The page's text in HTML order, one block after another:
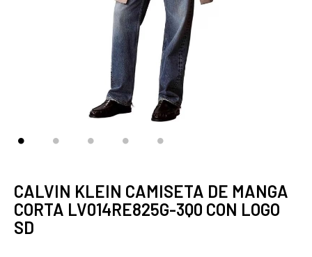
CALVIN KLEIN CAMISETA DE MANGA
CORTA LV014RE825G-3Q0 CON LOGO
SD